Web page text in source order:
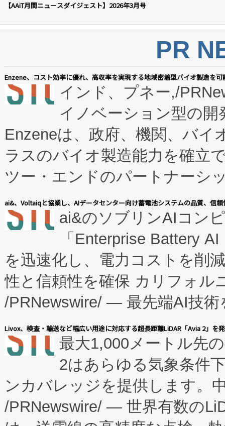
【AAiT月間ニュースダイジェスト】2026年3月号
PR
Enzene、コスト効率に優れ、高収率を実現する地域密着型バイオ製造を
インド、プネー,/
イノベーション型の
Enzeneは、政府、機関、バイ
ラスのバイオ製造能力を確立
ツー・エンドのパートナーシ
表しました。 同社の実績ある
manufacturing™ (FCCM™) プ
たNeXは、バイオ医薬品製造
従来のフェッドバッチ施設の
に、患者やサプライチェーン
キー方式で拡張性が高く、持
す。FCCM‑を活用した現地生
患者にとっての費用負担を大
のアクセスを大幅に拡大する
Fully-Connected Continuous
プログラムには、施設設計・
ai&、Voltaiqと協業し、AIデータセンター向け蓄電池システムの品質、信
ai&のソブリンAIコン
「Enterprise Battery
を迅速化し、電力コストを削
性と信頼性を確保 カリフォル
/PRNewswire/ — 最先端AI技術
会社エーアイ・アンド：本社
President原信平）と、エンタ
ードするVoltaiqは、日本にあ
ーエネルギー貯蔵システム（
た。 Voltaiq独自のAI搭載プラ
Livox、検査・輸送など幅広い用途に対応する超長距離LiDAR「Avia 2」を
最大1,000メートル先
2はあらゆる気象条件
ンカバレッジを提供します。
/PRNewswire/ — 世界有数の